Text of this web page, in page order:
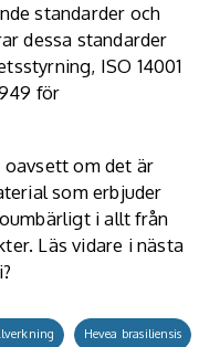
standarder och
dessa standarder
ISO 14001
för
om det är
som erbjuder
i allt från
Läs vidare i nästa
Hevea brasiliensis